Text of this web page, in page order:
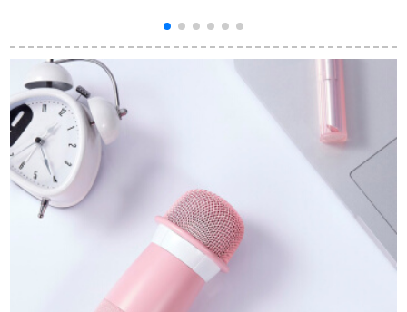
唱設備オーストリア
サウンドトラック
信した信in tavi me
me
ィックニッポン取材
レッドダクト(元のラ
インストーン)